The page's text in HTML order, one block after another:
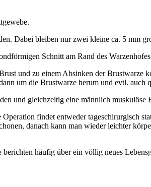
Dabei bleiben nur zwei kleine ca. 5 mm
Schnitt am Rand des
und zu einem Absinken der Brustwarze
um die Brustwarze herum und evtl. auch
und gleichzeitig eine männlich muskulöse
findet entweder tageschirurgisch
danach kann man wieder leichter
häufig über ein völlig neues